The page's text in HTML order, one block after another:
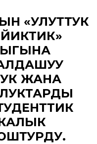
«УЛУТТУК
ЖАНА